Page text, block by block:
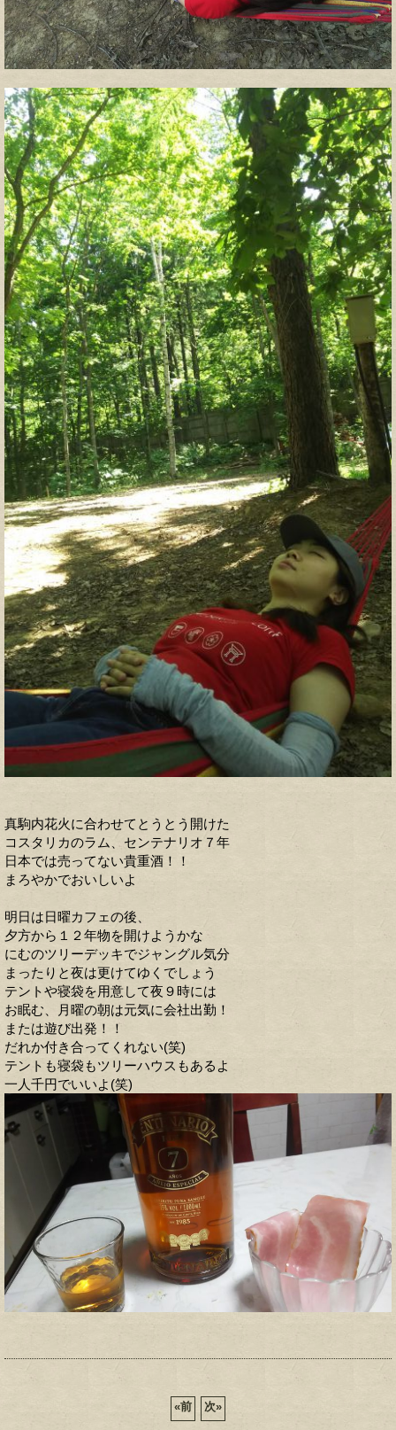
真駒内花火に合わせてとうとう開けた
コスタリカのラム、センテナリオ７年
日本では売ってない貴重酒！！
まろやかでおいしいよ
明日は日曜カフェの後、
夕方から１２年物を開けようかな
にむのツリーデッキでジャングル気分
まったりと夜は更けてゆくでしょう
テントや寝袋を用意して夜９時には
お眠む、月曜の朝は元気に会社出勤！
または遊び出発！！
だれか付き合ってくれない(笑)
テントも寝袋もツリーハウスもあるよ
一人千円でいいよ(笑)
«前 次»